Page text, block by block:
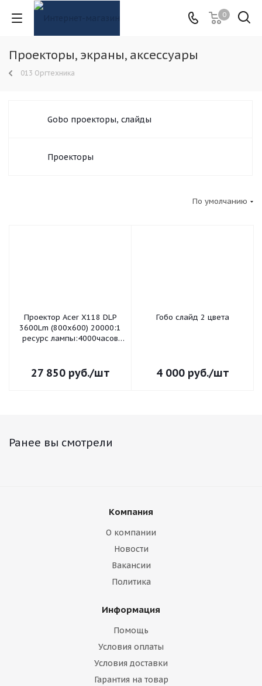
0
Проекторы, экраны, аксессуары
013 Оргтехника
Gobo проекторы, слайды
Проекторы
По умолчанию
Проектор Acer X118 DLP
3600Lm (800x600) 20000:1
ресурс лампы:4000часов
27 850руб./шт
Гобо слайд 2 цвета
4 000руб./шт
Ранее вы смотрели
Компания
О компании
Новости
Вакансии
Политика
Информация
Помощь
Условия оплаты
Условия доставки
Гарантия на товар